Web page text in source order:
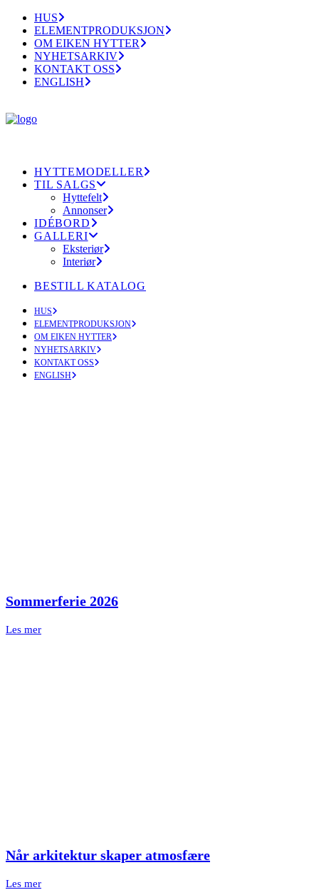
HUS
ELEMENTPRODUKSJON
OM EIKEN HYTTER
NYHETSARKIV
KONTAKT OSS
ENGLISH
HYTTEMODELLER
TIL SALGS
Hyttefelt
Annonser
IDÉBORD
GALLERI
Eksteriør
Interiør
BESTILL KATALOG
HUS
ELEMENTPRODUKSJON
OM EIKEN HYTTER
NYHETSARKIV
KONTAKT OSS
ENGLISH
Sommerferie 2026
Les mer
Når arkitektur skaper atmosfære
Les mer